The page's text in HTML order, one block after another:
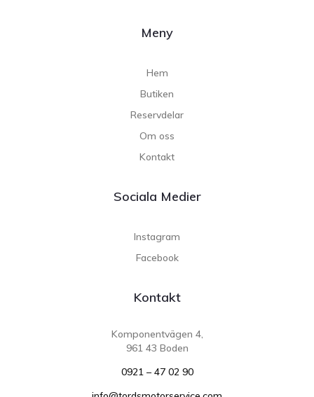
Meny
Hem
Butiken
Reservdelar
Om oss
Kontakt
Sociala Medier
Instagram
Facebook
Kontakt
Komponentvägen 4,
961 43 Boden
0921 – 47 02 90